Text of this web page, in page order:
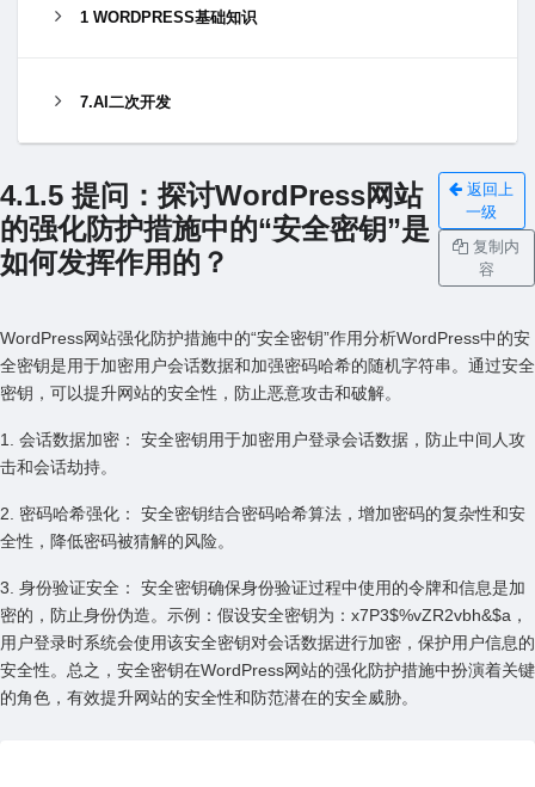
1 WORDPRESS基础知识
7.AI二次开发
4.1.5 提问：探讨WordPress⽹站
的强化防护措施中的“安全密钥”是
如何发挥作⽤的？
返回上
一级
复制内
容
WordPress⽹站强化防护措施中的“安全密钥”作⽤分析WordPress中的安
全密钥是⽤于加密⽤户会话数据和加强密码哈希的随机字符串。通过安全
密钥，可以提升⽹站的安全性，防⽌恶意攻击和破解。
1. 会话数据加密： 安全密钥⽤于加密⽤户登录会话数据，防⽌中间⼈攻
击和会话劫持。
2. 密码哈希强化： 安全密钥结合密码哈希算法，增加密码的复杂性和安
全性，降低密码被猜解的风险。
3. ⾝份验证安全： 安全密钥确保⾝份验证过程中使⽤的令牌和信息是加
密的，防⽌⾝份伪造。⽰例：假设安全密钥为：x7P3$%vZR2vbh&$a，
⽤户登录时系统会使⽤该安全密钥对会话数据进⾏加密，保护⽤户信息的
安全性。总之，安全密钥在WordPress⽹站的强化防护措施中扮演着关键
的⾓⾊，有效提升⽹站的安全性和防范潜在的安全威胁。